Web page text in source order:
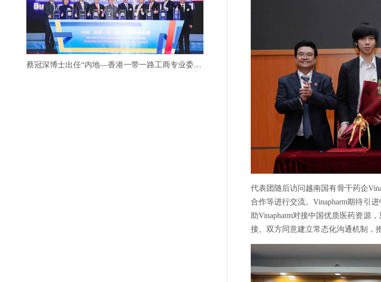
蔡冠深博士出任“内地—香港一带一路工商专业委员会”港方主席
代表团随后访问越南国有骨干药企
合作等进行交流。Vinapharm期待引
助Vinapharm对接中国优质医药资源
接。双方同意建立常态化沟通机制，